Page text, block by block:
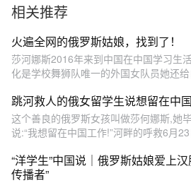
相关推荐
火遍全网的俄罗斯姑娘，找到了！
莎河娜斯2016年来到中国在中国学习生
化是学校舞狮队唯一的外国女队员她还
跳河救人的俄女留学生说想留在中
这个善良的俄罗斯女孩叫做莎何娜斯,她
说:“我想留在中国工作!”河畔的呼救6月
“洋学生”中国说｜俄罗斯姑娘爱上
传播者”